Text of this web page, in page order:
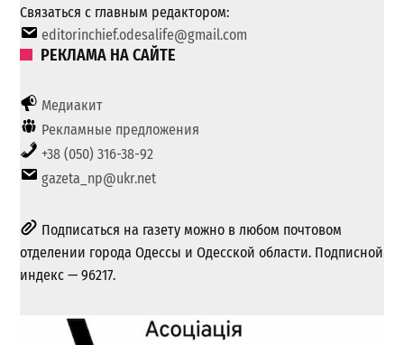
Связаться с главным редактором:
editorinchief.odesalife@gmail.com
РЕКЛАМА НА САЙТЕ
Медиакит
Рекламные предложения
+38 (050) 316-38-92
gazeta_np@ukr.net
Подписаться на газету можно в любом почтовом
отделении города Одессы и Одесской области. Подписной
индекс — 96217.